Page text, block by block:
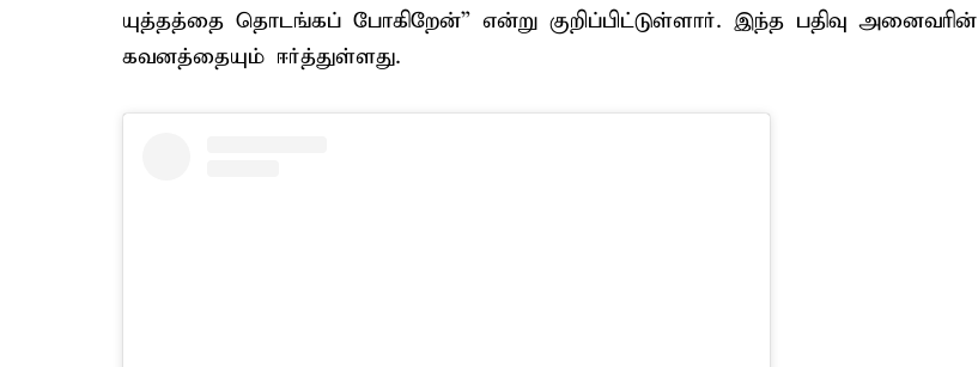
யுத்தத்தை தொடங்கப் போகிறேன்” என்று குறிப்பிட்டுள்ளார். இந்த பதிவு அனைவரின்
கவனத்தையும் ஈர்த்துள்ளது.